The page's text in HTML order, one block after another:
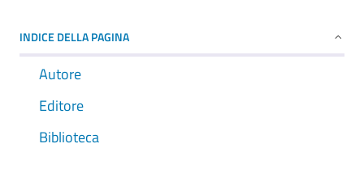
INDICE DELLA PAGINA
Autore
Editore
Biblioteca